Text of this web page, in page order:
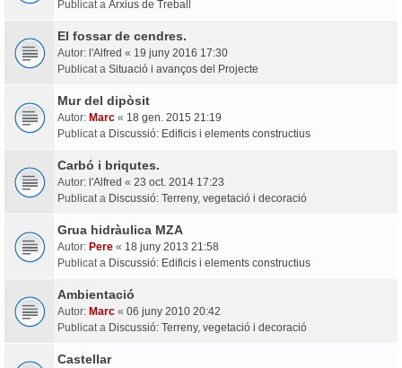
Publicat a Arxius de Treball
El fossar de cendres.
Autor: l'Alfred « 19 juny 2016 17:30
Publicat a Situació i avanços del Projecte
Mur del dipòsit
Autor: Marc « 18 gen. 2015 21:19
Publicat a Discussió: Edificis i elements constructius
Carbó i briqutes.
Autor: l'Alfred « 23 oct. 2014 17:23
Publicat a Discussió: Terreny, vegetació i decoració
Grua hidràulica MZA
Autor: Pere « 18 juny 2013 21:58
Publicat a Discussió: Edificis i elements constructius
Ambientació
Autor: Marc « 06 juny 2010 20:42
Publicat a Discussió: Terreny, vegetació i decoració
Castellar